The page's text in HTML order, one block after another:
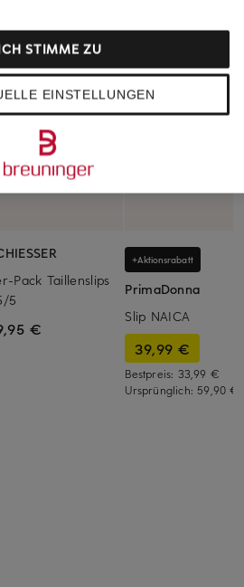
Pack Taillenslips
5
€
+Aktionsrabatt
PrimaDonna
Slip NAICA
39,99 €
Bestpreis: 33,99 €
Ursprünglich: 59,90 €
EINSTELLUNGEN
STIMME ZU